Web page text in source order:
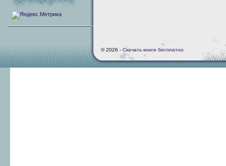
© 2026 - Скачать книги бесплатно